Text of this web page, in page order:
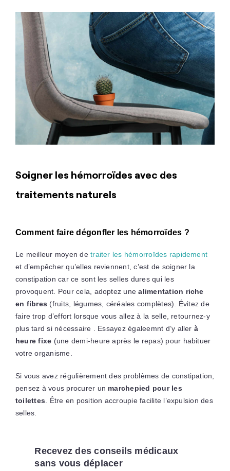
Soigner les hémorroïdes avec des
traitements naturels
Comment faire dégonfler les hémorroïdes ?
Le meilleur moyen detraiter les hémorroïdes rapidement
et d’empêcher qu’elles reviennent, c’est de soigner la
constipation car ce sont les selles dures qui les
provoquent. Pour cela, adoptez une alimentation riche
en fibres (fruits, légumes, céréales complètes). Évitez de
faire trop d’effort lorsque vous allez à la selle, retournez-y
plus tard si nécessaire . Essayez égaleemnt d’y aller à
heure fixe (une demi-heure après le repas) pour habituer
votre organisme.
Si vous avez régulièrement des problèmes de constipation,
pensez à vous procurer un marchepied pour les
toilettes. Être en position accroupie facilite l’expulsion des
selles.
Recevez des conseils médicaux
sans vous déplacer